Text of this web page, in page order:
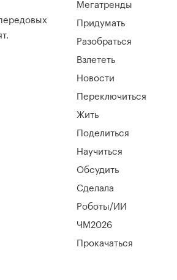
Мегатренды
Придумать
Разобраться
Взлететь
Новости
Переключиться
Жить
Поделиться
Научиться
Обсудить
Сделала
Роботы/ИИ
ЧМ2026
Прокачаться